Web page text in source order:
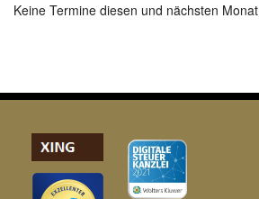
Keine Termine diesen und nächsten Monat